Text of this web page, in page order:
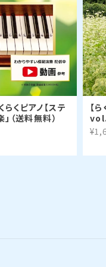
くピアノ【ステ
（送料無料）
【